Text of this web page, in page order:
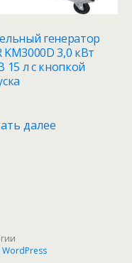
генератор
KM3000D 3,0 кВт
15 л с кнопкой
далее